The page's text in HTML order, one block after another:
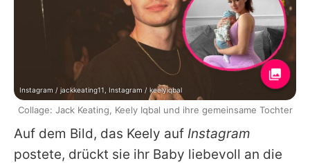
Auf dem Bild, das Keely auf Instagram
postete, drückt sie ihr Baby liebevoll an die
Instagram / jackkeating11, Instagram / keelyiqbal
Collage: Jack Keating, Keely Iqbal und ihre gemeinsame Tochter